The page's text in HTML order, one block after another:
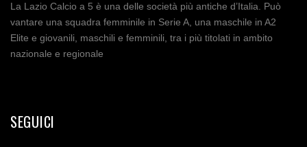
La Lazio Calcio a 5 è una delle società più antiche d’Italia. Può
vantare una squadra femminile in Serie A, una maschile in A2
Elite e giovanili, maschili e femminili, tra i più titolati in ambito
nazionale e regionale
SEGUICI